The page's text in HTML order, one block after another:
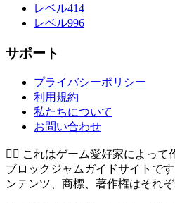
レベル414
レベル996
サポート
プライバシーポリシー
利用規約
私たちについて
お問い合わせ
👉🏻 これはゲーム愛好家によって
ブロックジャムガイドサイトで
ンテンツ、商標、著作権はそれ